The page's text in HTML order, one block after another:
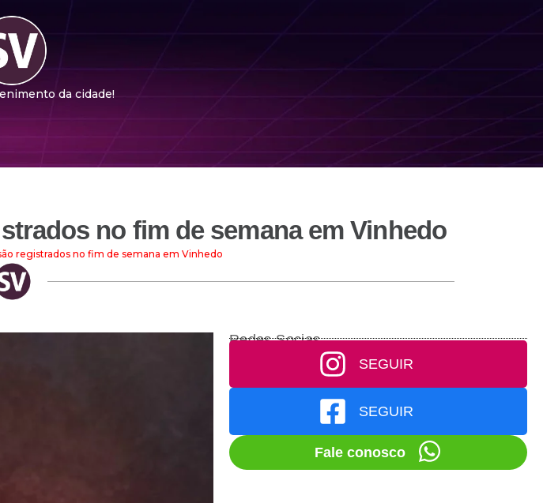
da cidade!
no fim de semana em Vinhedo
registrados no fim de semana em Vinhedo
Redes Socias
SEGUIR
SEGUIR
Fale conosco